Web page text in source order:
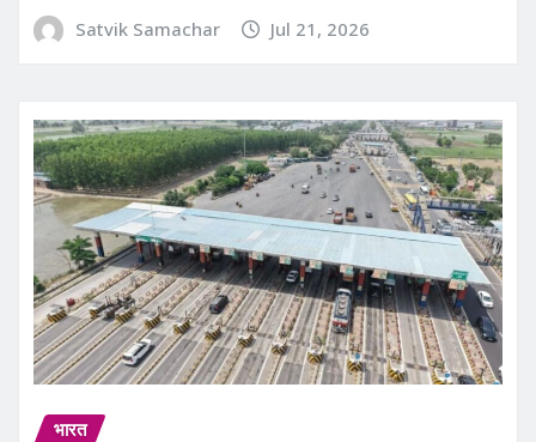
Satvik Samachar Jul 21, 2026
भारत